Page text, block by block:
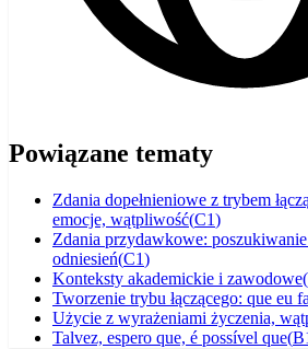
Powiązane tematy
Zdania dopełnieniowe z trybem
emocje, wątpliwość(C1)
Zdania przydawkowe:
odniesień(C1)
Konteksty akademickie i zawodowe(
Tworzenie trybu łączącego: que eu
Użycie z wyrażeniami życzenia,
Talvez, espero que, é possível que(